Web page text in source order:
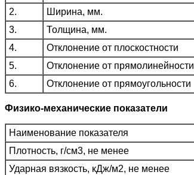
2.
Ширина, мм.
3.
Толщина, мм.
4.
Отклонение от плоскостности
5.
Отклонение от прямолинейности
6.
Отклонение от прямоугольности
Физико-механические показатели
Наименование показателя
Плотность, г/см3, не менее
Ударная вязкость, кДж/м2, не менее